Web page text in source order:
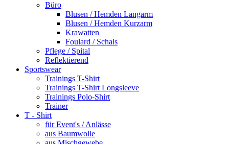
Büro
Blusen / Hemden Langarm
Blusen / Hemden Kurzarm
Krawatten
Foulard / Schals
Pflege / Spital
Reflektierend
Sportswear
Trainings T-Shirt
Trainings T-Shirt Longsleeve
Trainings Polo-Shirt
Trainer
T - Shirt
für Event's / Anlässe
aus Baumwolle